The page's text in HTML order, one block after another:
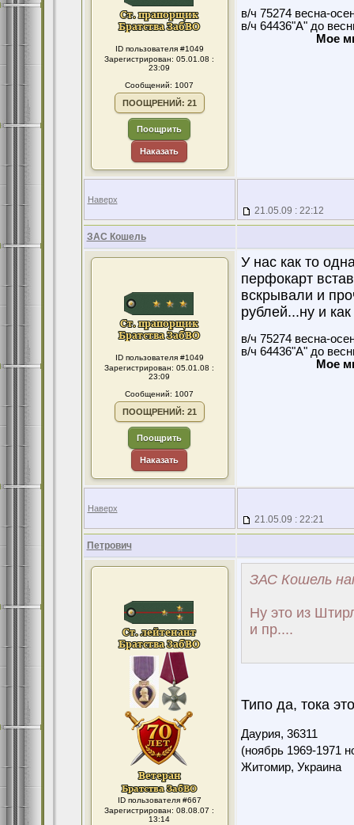
ID пользователя #1049
Зарегистрирован: 05.01.08 :
23:09
Сообщений: 1007
ПООЩРЕНИЙ: 21
Поощрить
Наказать
в/ч 75274 весна-
в/ч 64436"А" до
Мое
Наверх
21.05.09 : 22:12
ЗАС Кошель
ID пользователя #1049
Зарегистрирован: 05.01.08 :
23:09
Сообщений: 1007
ПООЩРЕНИЙ: 21
Поощрить
Наказать
У нас как то
перфокарт
вскрывали и
рублей...ну и
в/ч 75274 весна-
в/ч 64436"А" до
Мое
Наверх
21.05.09 : 22:21
Петрович
ID пользователя #667
Зарегистрирован: 08.08.07 :
13:14
ЗАС Кошель
Ну это из
и пр....
Типо да, тока
Даурия, 36311
(ноябрь 1969-1971
Житомир, Украина